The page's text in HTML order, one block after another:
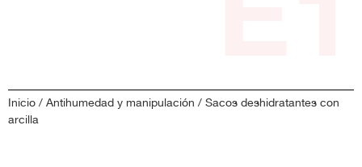
Inicio / Antihumedad y manipulación / Sacos deshidratantes con
arcilla